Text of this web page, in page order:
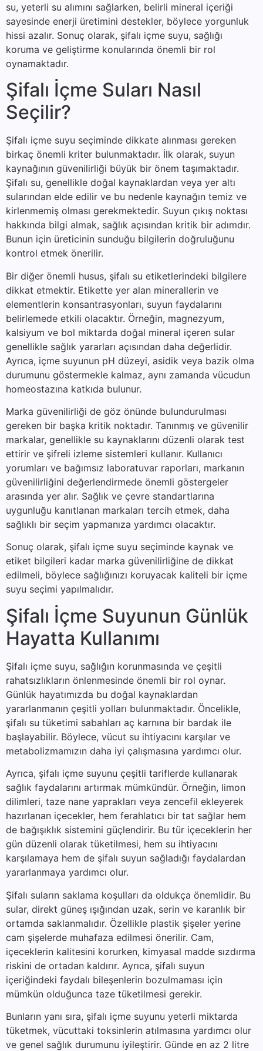
su, yeterli su alımını sağlarken, belirli mineral içeriği
sayesinde enerji üretimini destekler, böylece yorgunluk
hissi azalır. Sonuç olarak, şifalı içme suyu, sağlığı
koruma ve geliştirme konularında önemli bir rol
oynamaktadır.
Şifalı İçme Suları Nasıl
Seçilir?
Şifalı içme suyu seçiminde dikkate alınması gereken
birkaç önemli kriter bulunmaktadır. İlk olarak, suyun
kaynağının güvenilirliği büyük bir önem taşımaktadır.
Şifalı su, genellikle doğal kaynaklardan veya yer altı
sularından elde edilir ve bu nedenle kaynağın temiz ve
kirlenmemiş olması gerekmektedir. Suyun çıkış noktası
hakkında bilgi almak, sağlık açısından kritik bir adımdır.
Bunun için üreticinin sunduğu bilgilerin doğruluğunu
kontrol etmek önerilir.
Bir diğer önemli husus, şifalı su etiketlerindeki bilgilere
dikkat etmektir. Etikette yer alan minerallerin ve
elementlerin konsantrasyonları, suyun faydalarını
belirlemede etkili olacaktır. Örneğin, magnezyum,
kalsiyum ve bol miktarda doğal mineral içeren sular
genellikle sağlık yararları açısından daha değerlidir.
Ayrıca, içme suyunun pH düzeyi, asidik veya bazik olma
durumunu göstermekle kalmaz, aynı zamanda vücudun
homeostazına katkıda bulunur.
Marka güvenilirliği de göz önünde bulundurulması
gereken bir başka kritik noktadır. Tanınmış ve güvenilir
markalar, genellikle su kaynaklarını düzenli olarak test
ettirir ve şifreli izleme sistemleri kullanır. Kullanıcı
yorumları ve bağımsız laboratuvar raporları, markanın
güvenilirliğini değerlendirmede önemli göstergeler
arasında yer alır. Sağlık ve çevre standartlarına
uygunluğu kanıtlanan markaları tercih etmek, daha
sağlıklı bir seçim yapmanıza yardımcı olacaktır.
Sonuç olarak, şifalı içme suyu seçiminde kaynak ve
etiket bilgileri kadar marka güvenilirliğine de dikkat
edilmeli, böylece sağlığınızı koruyacak kaliteli bir içme
suyu seçimi yapılmalıdır.
Şifalı İçme Suyunun Günlük
Hayatta Kullanımı
Şifalı içme suyu, sağlığın korunmasında ve çeşitli
rahatsızlıkların önlenmesinde önemli bir rol oynar.
Günlük hayatımızda bu doğal kaynaklardan
yararlanmanın çeşitli yolları bulunmaktadır. Öncelikle,
şifalı su tüketimi sabahları aç karnına bir bardak ile
başlayabilir. Böylece, vücut su ihtiyacını karşılar ve
metabolizmamızın daha iyi çalışmasına yardımcı olur.
Ayrıca, şifalı içme suyunu çeşitli tariflerde kullanarak
sağlık faydalarını artırmak mümkündür. Örneğin, limon
dilimleri, taze nane yaprakları veya zencefil ekleyerek
hazırlanan içecekler, hem ferahlatıcı bir tat sağlar hem
de bağışıklık sistemini güçlendirir. Bu tür içeceklerin her
gün düzenli olarak tüketilmesi, hem su ihtiyacını
karşılamaya hem de şifalı suyun sağladığı faydalardan
yararlanmaya yardımcı olur.
Şifalı suların saklama koşulları da oldukça önemlidir. Bu
sular, direkt güneş ışığından uzak, serin ve karanlık bir
ortamda saklanmalıdır. Özellikle plastik şişeler yerine
cam şişelerde muhafaza edilmesi önerilir. Cam,
içeceklerin kalitesini korurken, kimyasal madde sızdırma
riskini de ortadan kaldırır. Ayrıca, şifalı suyun
içeriğindeki faydalı bileşenlerin bozulmaması için
mümkün olduğunca taze tüketilmesi gerekir.
Bunların yanı sıra, şifalı içme suyunu yeterli miktarda
tüketmek, vücuttaki toksinlerin atılmasına yardımcı olur
ve genel sağlık durumunu iyileştirir. Günde en az 2 litre